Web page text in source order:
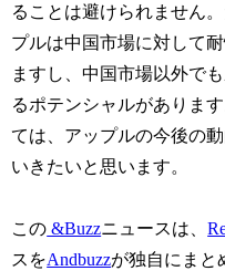
ることは避けられません
プルは中国市場に対して
ますし、中国市場以外で
るポテンシャルがありま
ては、アップルの今後の
いきたいと思います。
この &Buzzニュースは、
スをAndbuzzが独自にまと